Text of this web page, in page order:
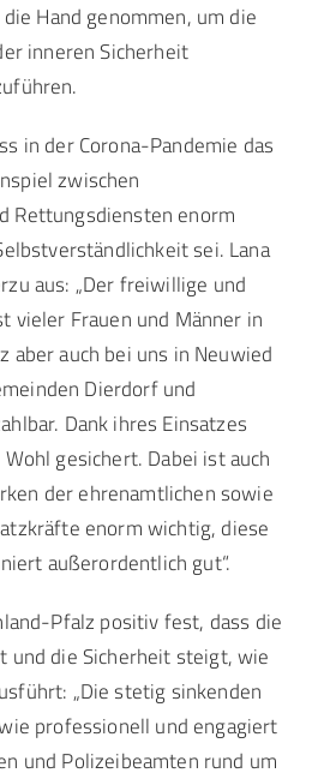
Hand genommen, um die
inneren Sicherheit
in der Corona-Pandemie das
zwischen
Rettungsdiensten enorm
sei. Lana
aus: „Der freiwillige und
vieler Frauen und Männer in
aber auch bei uns in Neuwied
Dierdorf und
Dank ihres Einsatzes
gesichert. Dabei ist auch
der ehrenamtlichen sowie
enorm wichtig, diese
außerordentlich gut“.
Pfalz positiv fest, dass die
und die Sicherheit steigt, wie
„Die stetig sinkenden
professionell und engagiert
und Polizeibeamten rund um